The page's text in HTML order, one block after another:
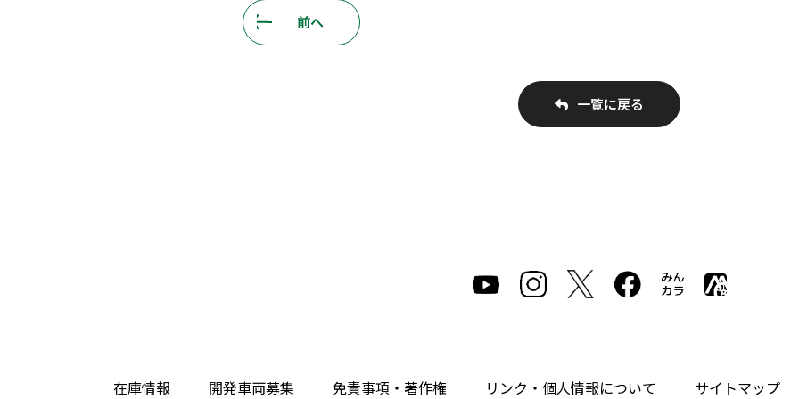
前へ
一覧に戻る
在庫情報 開発車両募集 免責事項・著作権 リンク・個人情報について サイトマップ